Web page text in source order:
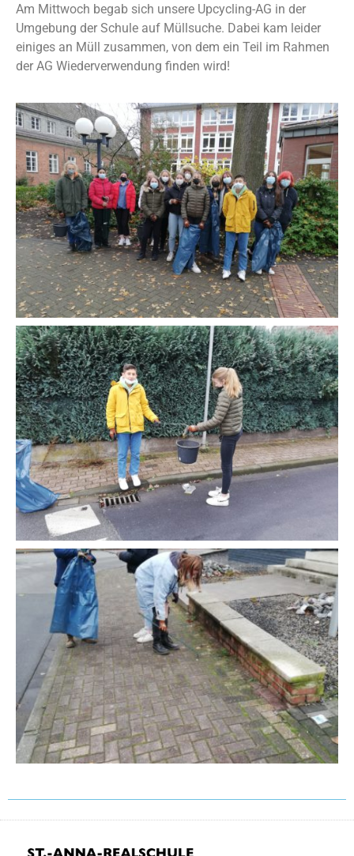
Am Mittwoch begab sich unsere Upcycling-AG in der
Umgebung der Schule auf Müllsuche. Dabei kam leider
einiges an Müll zusammen, von dem ein Teil im Rahmen
der AG Wiederverwendung finden wird!